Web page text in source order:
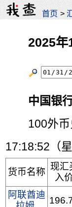
首页 >
2025年
中国银
100外币
17:18:52（星
货币名称
现汇
入
阿联酋迪